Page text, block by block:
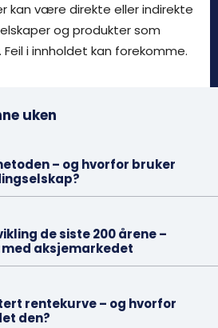
kan være direkte eller indirekte
og produkter som
i innholdet kan forekomme.
uken
– og hvorfor bruker
de siste 200 årene –
aksjemarkedet
rentekurve – og hvorfor
den?